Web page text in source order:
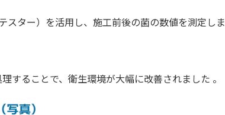
スター）を活用し、施工前後の菌の数値を測定し
することで、衛生環境が大幅に改善されました 。